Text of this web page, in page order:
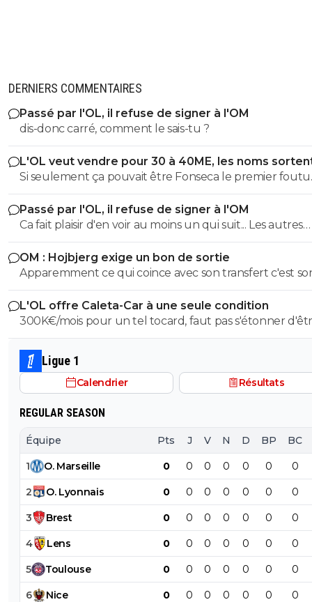
DERNIERS COMMENTAIRES
Passé par l'OL, il refuse de signer à l'OM
dis-donc carré, comment le sais-tu ?
L'OL veut vendre pour 30 à 40ME, les noms
Si seulement ça pouvait être Fonseca le premier foutu
dehors, l'OL et ce très bon effectif s'en porterait tout
mieux
Passé par l'OL, il refuse de signer à l'OM
Ca fait plaisir d'en voir au moins un qui suit... Les autres
doivent être des abrutis de supporters non ?
OM : Hojbjerg exige un bon de sortie
Apparemment ce qui coince avec son transfert c'est
salaire. S'il veut vraiment partir, il sait quoi faire.
L'OL offre Caleta-Car à une seule condition
300K€/mois pour un tel tocard, faut pas s'étonner
dans la merde.
Ligue 1
Calendrier Résultats
REGULAR SEASON
Équipe Pts J V N D BP BC
1 O. Marseille 0 0 0 0 0 0 0
2 O. Lyonnais 0 0 0 0 0 0 0
3 Brest 0 0 0 0 0 0 0
4 Lens 0 0 0 0 0 0 0
5 Toulouse 0 0 0 0 0 0 0
6 Nice 0 0 0 0 0 0 0